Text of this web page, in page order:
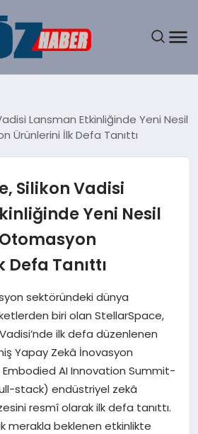
Lansman Etkinliğinde Yeni Nesil
Ürünlerini İlk Defa Tanıttı
Silikon Vadisi
Yeni Nesil
Tanıttı
sektöründeki dünya
biri olan StellarSpace,
ilk defa düzenlenen
Yapay Zekâ İnovasyon
Embodied AI Innovation Summit-
stack) endüstriyel zekâ
resmî olarak ilk defa tanıttı.
merakla beklenen etkinlikte